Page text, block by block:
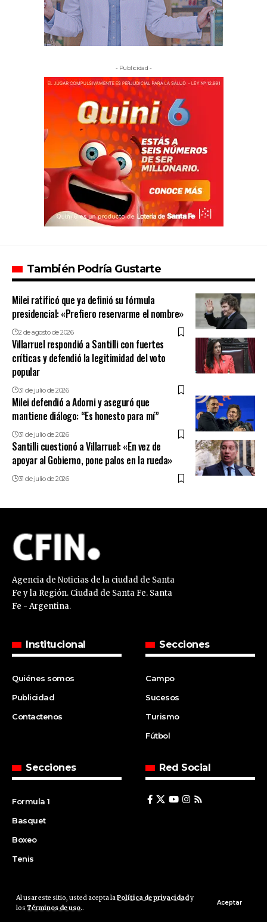
Al usar este sitio, usted acepta laPolítica de privacidady
los Términos de uso..
Aceptar
- Publicidad -
También Podría Gustarte
Milei ratificó que ya definió su fórmula
presidencial: «Prefiero reservarme el nombre»
2 de agosto de 2026
Villarruel respondió a Santilli con fuertes
críticas y defendió la legitimidad del voto
popular
31 de julio de 2026
Milei defendió a Adorni y aseguró que
mantiene diálogo: “Es honesto para mí”
31 de julio de 2026
Santilli cuestionó a Villarruel: «En vez de
apoyar al Gobierno, pone palos en la rueda»
31 de julio de 2026
Agencia de Noticias de la ciudad de Santa
Fe y la Región. Ciudad de Santa Fe. Santa
Fe - Argentina.
Institucional
Quiénes somos
Publicidad
Contactenos
Secciones
Campo
Sucesos
Turismo
Fútbol
Secciones
Formula 1
Basquet
Boxeo
Tenis
Red Social
© 2008 | Agencia Cfin.com.ar - Santa Fe - Argentina | All rights